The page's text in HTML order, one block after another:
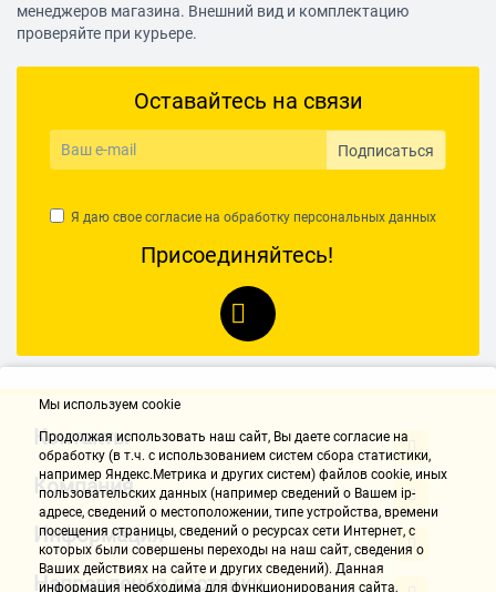
менеджеров магазина. Внешний вид и комплектацию
проверяйте при курьере.
Оставайтесь на связи
Подписаться
Я даю свое согласие на обработку персональных данных
Присоединяйтесь!
Контакты
Компания
Информация
Направления доставки
Мы используем cookie
Продолжая использовать наш cайт, Вы даете согласие на
обработку (в т.ч. с использованием систем сбора статистики,
например Яндекс.Метрика и других систем) файлов cookie, иных
пользовательских данных (например сведений о Вашем ip-
адресе, сведений о местоположении, типе устройства, времени
посещения страницы, сведений о ресурсах сети Интернет, с
которых были совершены переходы на наш сайт, сведения о
Ваших действиях на сайте и других сведений). Данная
информация необходима для функционирования сайта,